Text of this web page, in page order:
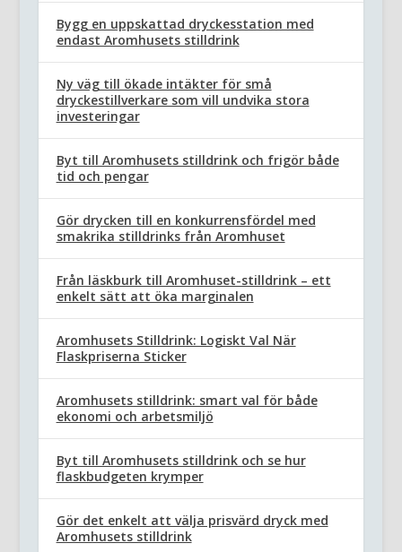
Bygg en uppskattad dryckesstation med
endast Aromhusets stilldrink
Ny väg till ökade intäkter för små
dryckestillverkare som vill undvika stora
investeringar
Byt till Aromhusets stilldrink och frigör både
tid och pengar
Gör drycken till en konkurrensfördel med
smakrika stilldrinks från Aromhuset
Från läskburk till Aromhuset-stilldrink – ett
enkelt sätt att öka marginalen
Aromhusets Stilldrink: Logiskt Val När
Flaskpriserna Sticker
Aromhusets stilldrink: smart val för både
ekonomi och arbetsmiljö
Byt till Aromhusets stilldrink och se hur
flaskbudgeten krymper
Gör det enkelt att välja prisvärd dryck med
Aromhusets stilldrink